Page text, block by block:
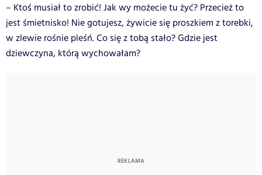
– Ktoś musiał to zrobić! Jak wy możecie tu żyć? Przecież to
jest śmietnisko! Nie gotujesz, żywicie się proszkiem z torebki,
w zlewie rośnie pleśń. Co się z tobą stało? Gdzie jest
dziewczyna, którą wychowałam?